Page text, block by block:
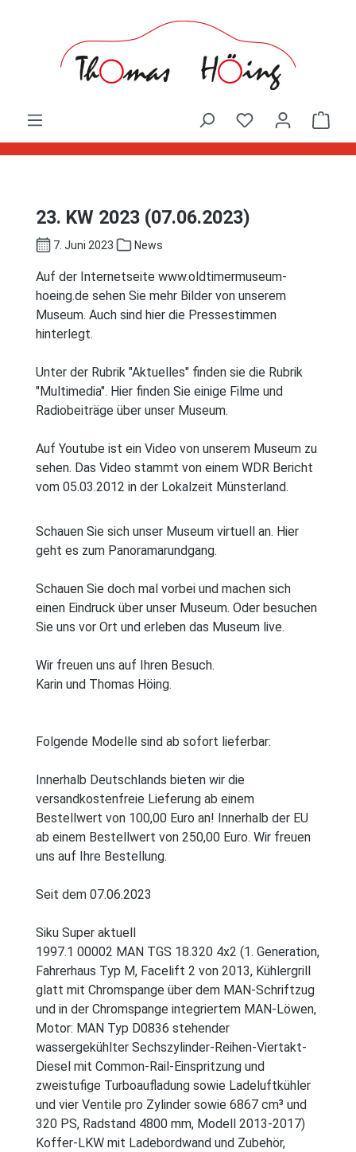
23. KW 2023 (07.06.2023)
7. Juni 2023 News
Auf der Internetseite www.oldtimermuseum-
hoeing.de sehen Sie mehr Bilder von unserem
Museum. Auch sind hier die Pressestimmen
hinterlegt.
Unter der Rubrik "Aktuelles" finden sie die Rubrik
"Multimedia". Hier finden Sie einige Filme und
Radiobeiträge über unser Museum.
Auf Youtube ist ein Video von unserem Museum zu
sehen. Das Video stammt von einem WDR Bericht
vom 05.03.2012 in der Lokalzeit Münsterland.
Schauen Sie sich unser Museum virtuell an. Hier
geht es zum Panoramarundgang.
Schauen Sie doch mal vorbei und machen sich
einen Eindruck über unser Museum. Oder besuchen
Sie uns vor Ort und erleben das Museum live.
Wir freuen uns auf Ihren Besuch.
Karin und Thomas Höing.
Folgende Modelle sind ab sofort lieferbar:
Innerhalb Deutschlands bieten wir die
versandkostenfreie Lieferung ab einem
Bestellwert von 100,00 Euro an! Innerhalb der EU
ab einem Bestellwert von 250,00 Euro. Wir freuen
uns auf Ihre Bestellung.
Seit dem 07.06.2023
Siku Super aktuell
1997.1 00002 MAN TGS 18.320 4x2 (1. Generation,
Fahrerhaus Typ M, Facelift 2 von 2013, Kühlergrill
glatt mit Chromspange über dem MAN-Schriftzug
und in der Chromspange integriertem MAN-Löwen,
Motor: MAN Typ D0836 stehender
wassergekühlter Sechszylinder-Reihen-Viertakt-
Diesel mit Common-Rail-Einspritzung und
zweistufige Turboaufladung sowie Ladeluftkühler
und vier Ventile pro Zylinder sowie 6867 cm³ und
320 PS, Radstand 4800 mm, Modell 2013-2017)
Koffer-LKW mit Ladebordwand und Zubehör,